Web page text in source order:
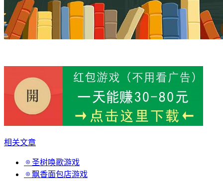
相关文章
圣树唤歌游戏
飘香面包店游戏